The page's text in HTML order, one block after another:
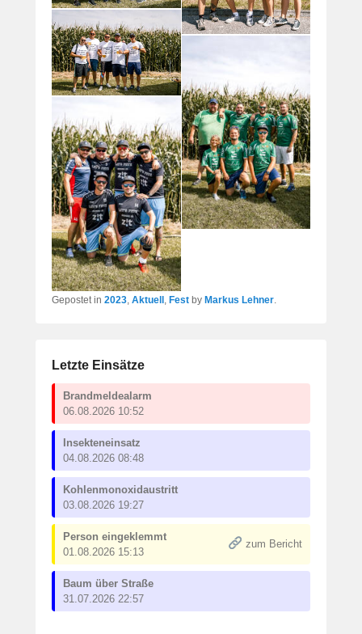
Gepostet in 2023 Aktuell Fest by Markus Lehner
Letzte Einsätze
Brandmeldealarm
06.08.2026 10:52
Insekteneinsatz
04.08.2026 08:48
Kohlenmonoxidaustritt
03.08.2026 19:27
Person eingeklemmt
01.08.2026 15:13
zum Bericht
Baum über Straße
31.07.2026 22:57